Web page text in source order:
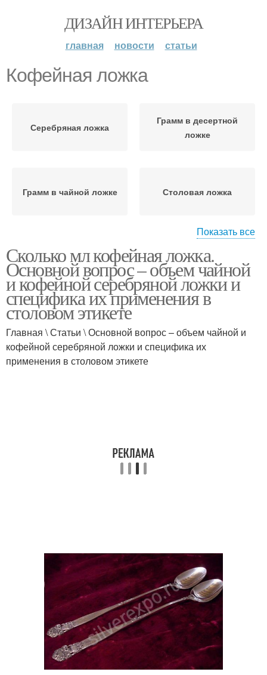
ДИЗАЙН ИНТЕРЬЕРА
главная новости статьи
Кофейная ложка
Серебряная ложка
Грамм в десертной
ложке
Грамм в чайной ложке Столовая ложка
Детская ложка
ложке
Чайная ложка
Показать все
Сколько мл кофейная ложка.
Основной вопрос – объем чайной
и кофейной серебряной ложки и
специфика их применения в
столовом этикете
Главная \ Статьи \ Основной вопрос – объем чайной и
кофейной серебряной ложки и специфика их
применения в столовом этикете